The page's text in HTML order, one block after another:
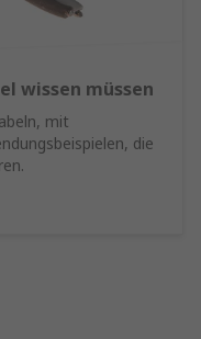
wissen müssen
mit
die